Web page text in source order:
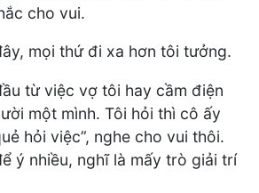
cho vui.
mọi thứ đi xa hơn tôi tưởng.
từ việc vợ tôi hay cầm điện
một mình. Tôi hỏi thì cô ấy
hỏi việc”, nghe cho vui thôi.
ý nhiều, nghĩ là mấy trò giải trí